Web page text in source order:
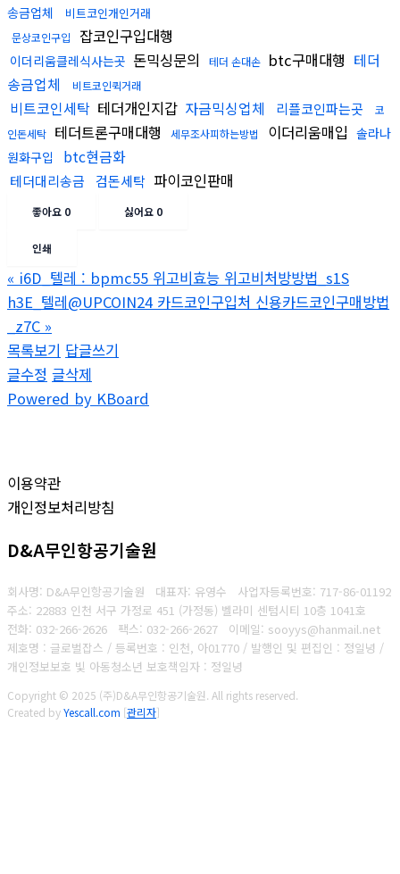
송금업체
비트코인개인거래
문상코인구입 잡코인구입대행
이더리움클레식사는곳 돈믹싱문의 테더 손대손 btc구매대행 테더
송금업체
비트코인퀵거래
비트코인세탁 테더개인지갑 자금믹싱업체 리플코인파는곳
코
인돈세탁 테더트론구매대행 세무조사피하는방법 이더리움매입 솔라나
원화구입
btc현금화
테더대리송금 검돈세탁 파이코인판매
좋아요 0 싫어요 0
인쇄
« i6D_텔레 : bpmc55 위고비효능 위고비처방방법_s1S
h3E_텔레@UPCOIN24 카드코인구입처 신용카드코인구매방법
_z7C »
목록보기 답글쓰기
글수정 글삭제
Powered by KBoard
이용약관
개인정보처리방침
D&A무인항공기술원
회사명: D&A무인항공기술원 대표자: 유영수 사업자등록번호: 717-86-01192
주소: 22883 인천 서구 가정로 451 (가정동) 벨라미 센텀시티 10층 1041호
전화: 032-266-2626
팩스: 032-266-2627
이메일: sooyys@hanmail.net
제호명 : 글로벌잡스 / 등록번호 : 인천, 아01770 / 발행인 및 편집인 : 정일녕 /
개인정보보호 빛 아동청소년 보호책임자 : 정일녕
Copyright © 2025 (주)D&A무인항공기술원. All rights reserved.
Created byYescall.com [관리자]